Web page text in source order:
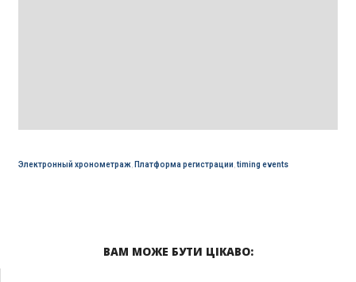
Электронный хронометраж, Платформа регистрации,timing events
ВАМ МОЖЕ БУТИ ЦІКАВО: